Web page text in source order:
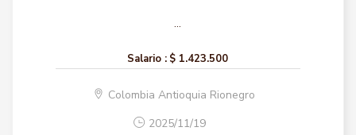
...
Salario : $ 1.423.500
Colombia Antioquia Rionegro
2025/11/19